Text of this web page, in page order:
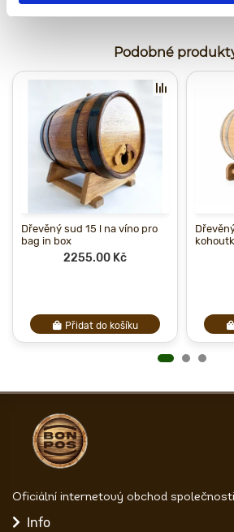
Podobné
Dřevěný sud 15 l na víno pro
bag in box
2255.00 Kč
Přidat do košíku
Oficiální internetový obchod společnosti
Info